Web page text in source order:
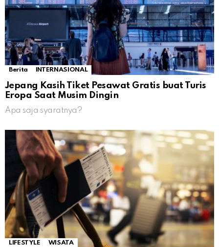
Berita INTERNASIONAL
Jepang Kasih Tiket Pesawat Gratis buat Turis
Eropa Saat Musim Dingin
Apa saja syaratnya?
LIFESTYLE WISATA